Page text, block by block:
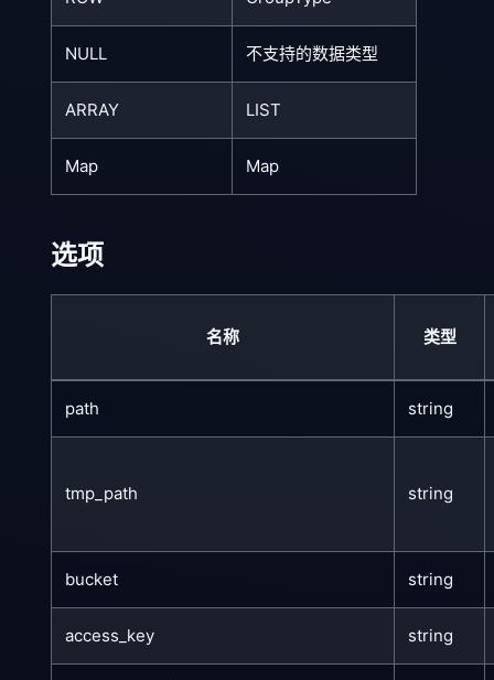
NULL 不支持的数据类型
ARRAY LIST
Map Map
选项
名称 类型
path string
tmp_path string
bucket string
access_key string